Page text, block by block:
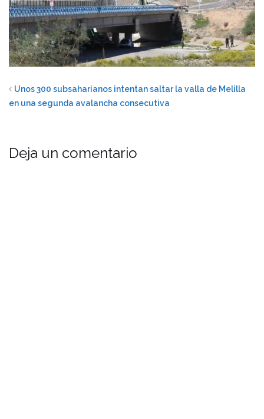
Unos 300 subsaharianos intentan saltar la valla de Melilla
en una segunda avalancha consecutiva
Deja un comentario